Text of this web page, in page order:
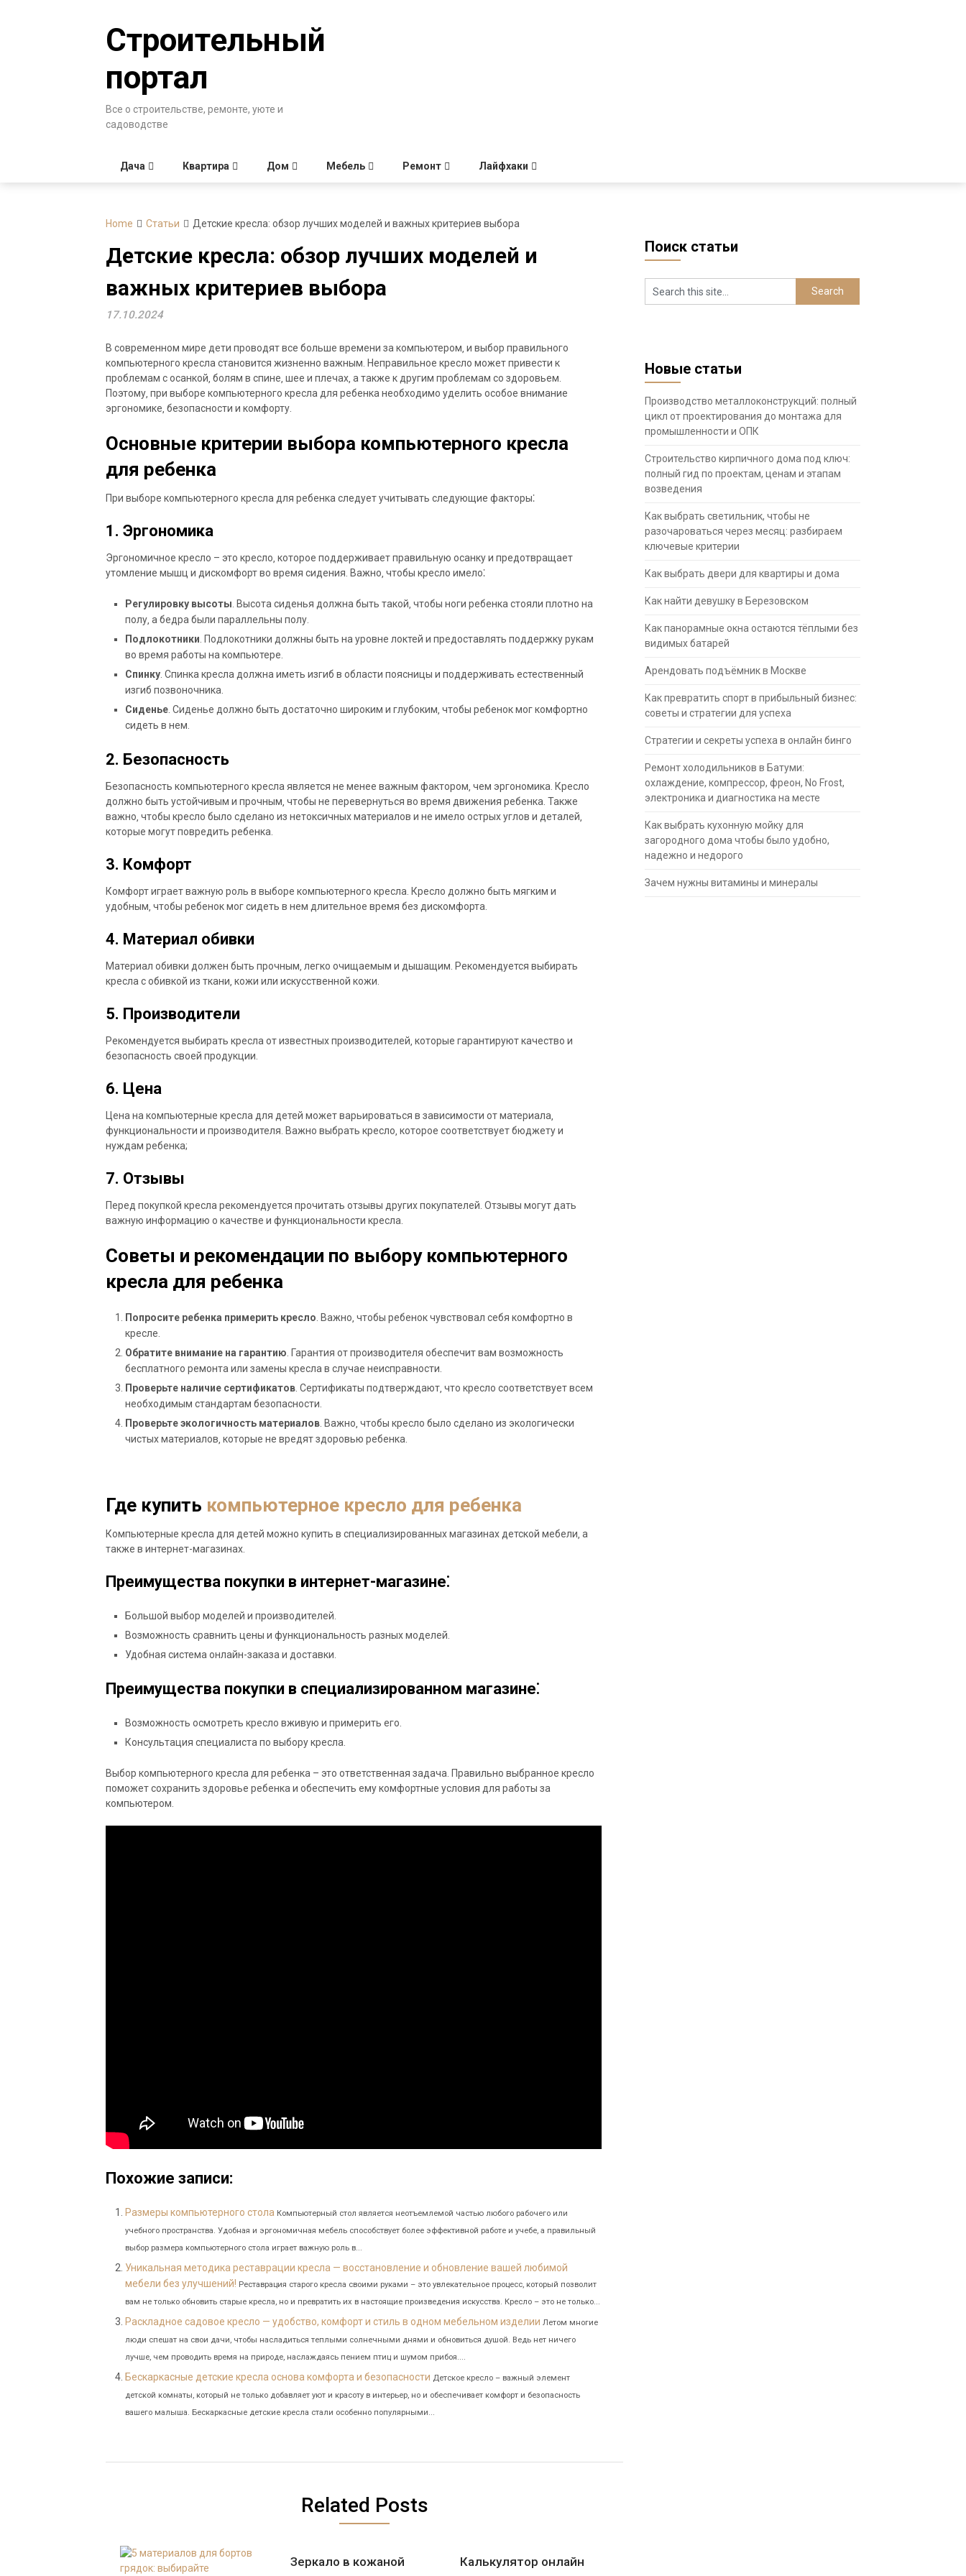
Строительный
портал
Все о строительстве, ремонте, уюте и
садоводстве
Дача Квартира Дом Мебель Ремонт Лайфхаки
Home Статьи Детские кресла: обзор лучших моделей и важных критериев выбора
Детские кресла: обзор лучших моделей и
важных критериев выбора
17.10.2024
В современном мире дети проводят все больше времени за компьютером‚ и выбор правильного
компьютерного кресла становится жизненно важным. Неправильное кресло может привести к
проблемам с осанкой‚ болям в спине‚ шее и плечах‚ а также к другим проблемам со здоровьем.
Поэтому‚ при выборе компьютерного кресла для ребенка необходимо уделить особое внимание
эргономике‚ безопасности и комфорту.
Основные критерии выбора компьютерного кресла
для ребенка
При выборе компьютерного кресла для ребенка следует учитывать следующие факторы⁚
1. Эргономика
Эргономичное кресло – это кресло‚ которое поддерживает правильную осанку и предотвращает
утомление мышц и дискомфорт во время сидения. Важно‚ чтобы кресло имело⁚
Регулировку высоты . Высота сиденья должна быть такой‚ чтобы ноги ребенка стояли плотно на
полу‚ а бедра были параллельны полу.
Подлокотники . Подлокотники должны быть на уровне локтей и предоставлять поддержку рукам
во время работы на компьютере.
Спинку. Спинка кресла должна иметь изгиб в области поясницы и поддерживать естественный
изгиб позвоночника.
Сиденье. Сиденье должно быть достаточно широким и глубоким‚ чтобы ребенок мог комфортно
сидеть в нем.
2. Безопасность
Безопасность компьютерного кресла является не менее важным фактором‚ чем эргономика. Кресло
должно быть устойчивым и прочным‚ чтобы не перевернуться во время движения ребенка. Также
важно‚ чтобы кресло было сделано из нетоксичных материалов и не имело острых углов и деталей‚
которые могут повредить ребенка.
3. Комфорт
Комфорт играет важную роль в выборе компьютерного кресла. Кресло должно быть мягким и
удобным‚ чтобы ребенок мог сидеть в нем длительное время без дискомфорта.
4. Материал обивки
Материал обивки должен быть прочным‚ легко очищаемым и дышащим. Рекомендуется выбирать
кресла с обивкой из ткани‚ кожи или искусственной кожи.
5. Производители
Рекомендуется выбирать кресла от известных производителей‚ которые гарантируют качество и
безопасность своей продукции.
6. Цена
Цена на компьютерные кресла для детей может варьироваться в зависимости от материала‚
функциональности и производителя. Важно выбрать кресло‚ которое соответствует бюджету и
нуждам ребенка;
7. Отзывы
Перед покупкой кресла рекомендуется прочитать отзывы других покупателей. Отзывы могут дать
важную информацию о качестве и функциональности кресла.
Советы и рекомендации по выбору компьютерного
кресла для ребенка
Попросите ребенка примерить кресло . Важно‚ чтобы ребенок чувствовал себя комфортно в
кресле.
Обратите внимание на гарантию . Гарантия от производителя обеспечит вам возможность
бесплатного ремонта или замены кресла в случае неисправности.
Проверьте наличие сертификатов. Сертификаты подтверждают‚ что кресло соответствует всем
необходимым стандартам безопасности.
Проверьте экологичность материалов. Важно‚ чтобы кресло было сделано из экологически
чистых материалов‚ которые не вредят здоровью ребенка.
Где купить компьютерное кресло для ребенка
Компьютерные кресла для детей можно купить в специализированных магазинах детской мебели‚ а
также в интернет-магазинах.
Преимущества покупки в интернет-магазине⁚
Большой выбор моделей и производителей.
Возможность сравнить цены и функциональность разных моделей.
Удобная система онлайн-заказа и доставки.
Преимущества покупки в специализированном магазине⁚
Возможность осмотреть кресло вживую и примерить его.
Консультация специалиста по выбору кресла.
Выбор компьютерного кресла для ребенка – это ответственная задача. Правильно выбранное кресло
поможет сохранить здоровье ребенка и обеспечить ему комфортные условия для работы за
компьютером.
Похожие записи:
Размеры компьютерного стола Компьютерный стол является неотъемлемой частью любого рабочего или
учебного пространства. Удобная и эргономичная мебель способствует более эффективной работе и учебе, а правильный
выбор размера компьютерного стола играет важную роль в...
Уникальная методика реставрации кресла — восстановление и обновление вашей любимой
мебели без улучшений! Реставрация старого кресла своими руками – это увлекательное процесс, который позволит
вам не только обновить старые кресла, но и превратить их в настоящие произведения искусства. Кресло – это не только...
Раскладное садовое кресло — удобство, комфорт и стиль в одном мебельном изделии Летом многие
люди спешат на свои дачи, чтобы насладиться теплыми солнечными днями и обновиться душой. Ведь нет ничего
лучше, чем проводить время на природе, наслаждаясь пением птиц и шумом прибоя....
Бескаркасные детские кресла основа комфорта и безопасности Детское кресло – важный элемент
детской комнаты, который не только добавляет уют и красоту в интерьер, но и обеспечивает комфорт и безопасность
вашего малыша. Бескаркасные детские кресла стали особенно популярными...
Related Posts
Зеркало в кожаной
Калькулятор онлайн
Поиск статьи
Новые статьи
Производство металлоконструкций: полный
цикл от проектирования до монтажа для
промышленности и ОПК
Строительство кирпичного дома под ключ:
полный гид по проектам, ценам и этапам
возведения
Как выбрать светильник, чтобы не
разочароваться через месяц: разбираем
ключевые критерии
Как выбрать двери для квартиры и дома
Как найти девушку в Березовском
Как панорамные окна остаются тёплыми без
видимых батарей
Арендовать подъёмник в Москве
Как превратить спорт в прибыльный бизнес:
советы и стратегии для успеха
Стратегии и секреты успеха в онлайн бинго
Ремонт холодильников в Батуми:
охлаждение, компрессор, фреон, No Frost,
электроника и диагностика на месте
Как выбрать кухонную мойку для
загородного дома чтобы было удобно,
надежно и недорого
Зачем нужны витамины и минералы